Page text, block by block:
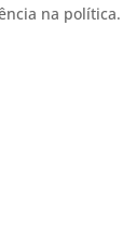
na política.